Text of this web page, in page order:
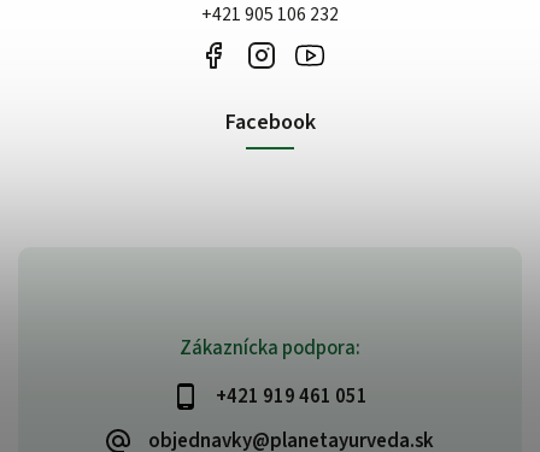
Zákaznícka podpora:
+421 919 461 051
objednavky@planetayurveda.sk
+421 905 106 232
Facebook